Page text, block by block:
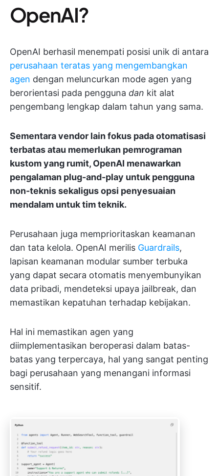
OpenAI?
OpenAI berhasil menempati posisi unik di antara
perusahaan teratas yang mengembangkan
agen dengan meluncurkan mode agen yang
berorientasi pada pengguna dan kit alat
pengembang lengkap dalam tahun yang sama.
Sementara vendor lain fokus pada otomatisasi
terbatas atau memerlukan pemrograman
kustom yang rumit, OpenAI menawarkan
pengalaman plug-and-play untuk pengguna
non-teknis sekaligus opsi penyesuaian
mendalam untuk tim teknik.
Perusahaan juga memprioritaskan keamanan
dan tata kelola. OpenAI merilis Guardrails,
lapisan keamanan modular sumber terbuka
yang dapat secara otomatis menyembunyikan
data pribadi, mendeteksi upaya jailbreak, dan
memastikan kepatuhan terhadap kebijakan.
Hal ini memastikan agen yang
diimplementasikan beroperasi dalam batas-
batas yang terpercaya, hal yang sangat penting
bagi perusahaan yang menangani informasi
sensitif.